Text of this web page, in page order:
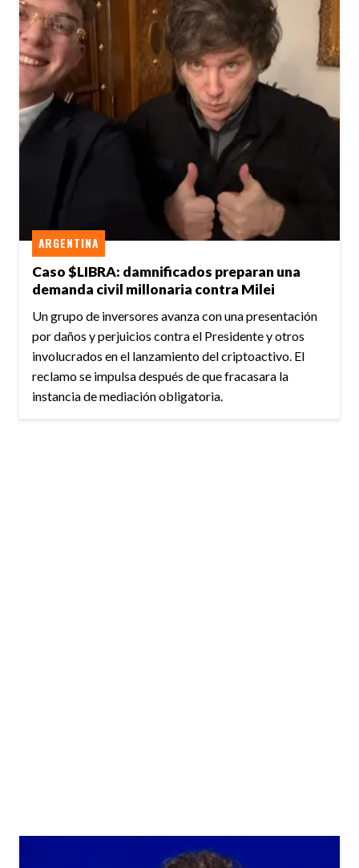
Caso $LIBRA: damnificados preparan una
demanda civil millonaria contra Milei
ARGENTINA
Un grupo de inversores avanza con una presentación
por daños y perjuicios contra el Presidente y otros
involucrados en el lanzamiento del criptoactivo. El
reclamo se impulsa después de que fracasara la
instancia de mediación obligatoria.